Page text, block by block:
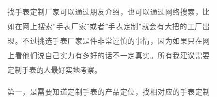
找手表定制厂家可以通过朋友介绍，也可以通过网络搜索，比
如在网上搜索“手表厂家”或者“手表定制”就会有大把的工厂出
现。不过挑选手表厂家是件非常谨慎的事情，因为如果只在网
上看他们说自己实力有多好的话不一定真实。所有我建议需要
定制手表的人最好实地考察。
第一，是需要知道定制手表的产品定位，找相对应的手表定制